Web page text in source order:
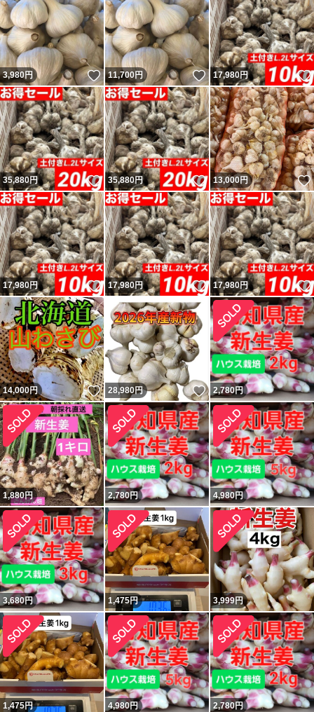
3,980円 いいね！
11,700円 いいね！
17,980円
35,880円 いいね！
35,880円 いいね！
13,000円
17,980円 いいね！
17,980円 いいね！
17,980円
14,000円 いいね！
28,980円 いいね！
2,780円
1,880円 2,780円 4,980円
3,680円 1,475円 3,999円
1,475円 4,980円 2,780円